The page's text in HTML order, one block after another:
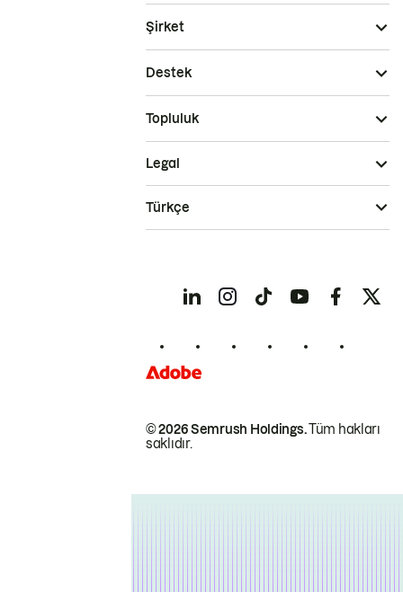
Şirket
Destek
Topluluk
© 2026 Semrush Holdings.Tüm hakları
saklıdır.
Legal
Türkçe